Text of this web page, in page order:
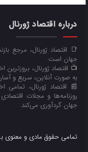
درباره اقتصاد ژورنال
📑 اقتصاد ژورنال، مرجع
جهان است.
📺 اقتصاد ژورنال،
به صورت آنلاین، سریع و
📰 اقتصاد ژورنال، تمامی
روزنامه‌ها و مجلات
جهان گردآوری می‌کند.
تمامی حقوق مادی و معنوی